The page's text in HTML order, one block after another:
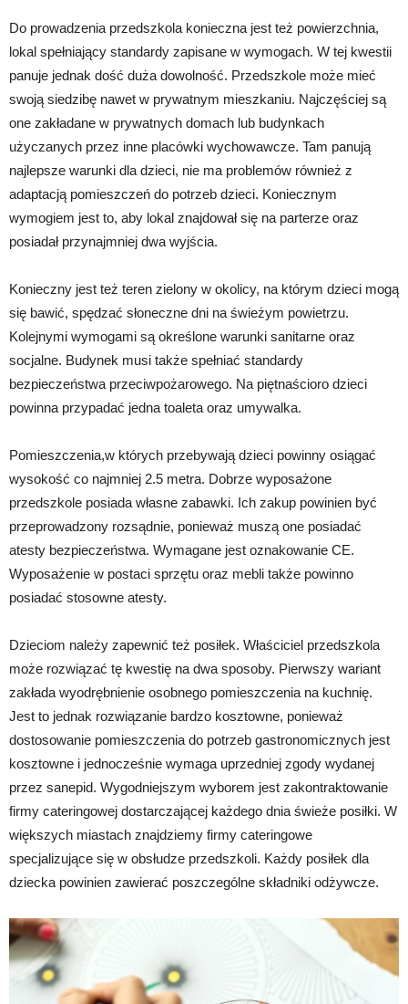
Do prowadzenia przedszkola konieczna jest też powierzchnia,
lokal spełniający standardy zapisane w wymogach. W tej kwestii
panuje jednak dość duża dowolność. Przedszkole może mieć
swoją siedzibę nawet w prywatnym mieszkaniu. Najczęściej są
one zakładane w prywatnych domach lub budynkach
użyczanych przez inne placówki wychowawcze. Tam panują
najlepsze warunki dla dzieci, nie ma problemów również z
adaptacją pomieszczeń do potrzeb dzieci. Koniecznym
wymogiem jest to, aby lokal znajdował się na parterze oraz
posiadał przynajmniej dwa wyjścia.
Konieczny jest też teren zielony w okolicy, na którym dzieci mogą
się bawić, spędzać słoneczne dni na świeżym powietrzu.
Kolejnymi wymogami są określone warunki sanitarne oraz
socjalne. Budynek musi także spełniać standardy
bezpieczeństwa przeciwpożarowego. Na piętnaścioro dzieci
powinna przypadać jedna toaleta oraz umywalka.
Pomieszczenia,w których przebywają dzieci powinny osiągać
wysokość co najmniej 2.5 metra. Dobrze wyposażone
przedszkole posiada własne zabawki. Ich zakup powinien być
przeprowadzony rozsądnie, ponieważ muszą one posiadać
atesty bezpieczeństwa. Wymagane jest oznakowanie CE.
Wyposażenie w postaci sprzętu oraz mebli także powinno
posiadać stosowne atesty.
Dzieciom należy zapewnić też posiłek. Właściciel przedszkola
może rozwiązać tę kwestię na dwa sposoby. Pierwszy wariant
zakłada wyodrębnienie osobnego pomieszczenia na kuchnię.
Jest to jednak rozwiązanie bardzo kosztowne, ponieważ
dostosowanie pomieszczenia do potrzeb gastronomicznych jest
kosztowne i jednocześnie wymaga uprzedniej zgody wydanej
przez sanepid. Wygodniejszym wyborem jest zakontraktowanie
firmy cateringowej dostarczającej każdego dnia świeże posiłki. W
większych miastach znajdziemy firmy cateringowe
specjalizujące się w obsłudze przedszkoli. Każdy posiłek dla
dziecka powinien zawierać poszczególne składniki odżywcze.